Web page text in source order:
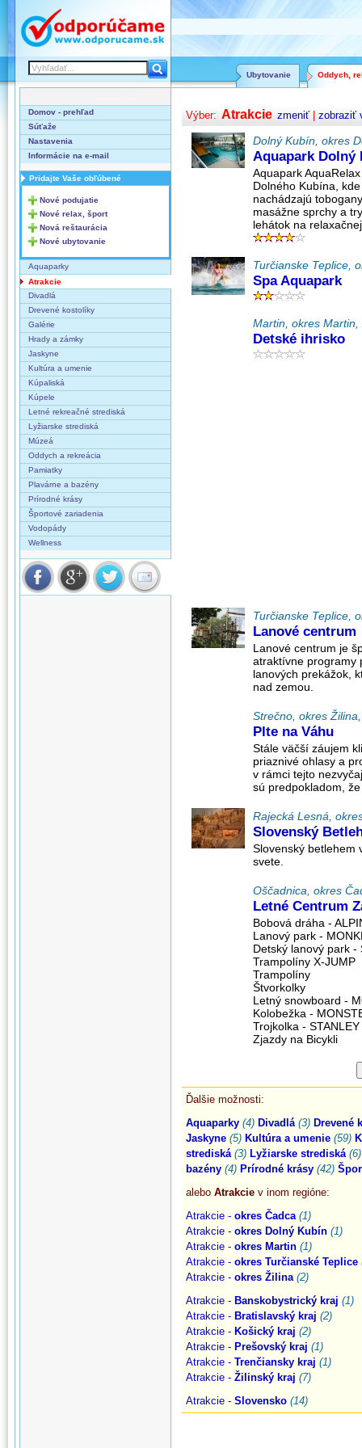
Oddych,
Ubytovanie
Domov - prehľad
Súťaže
Nastavenia
Informácie na e-mail
Pridajte Vaše obľúbené
Nové podujatie
Nové relax, šport
Nová reštaurácia
Nové ubytovanie
Aquaparky
Atrakcie
Divadlá
Drevené kostolíky
Galérie
Hrady a zámky
Jaskyne
Kultúra a umenie
Kúpaliská
Kúpele
Letné rekreačné strediská
Lyžiarske strediská
Múzeá
Oddych a rekreácia
Pamiatky
Plavárne a bazény
Prírodné krásy
Športové zariadenia
Vodopády
Wellness
Výber: Atrakcie zmeniť zobraziť
Dolný Kubín, okres
Aquapark Dolný
Aquapark
Dolného Kubína,
nachádzajú
masážne sprchy a
lehátok na
Turčianske Teplice,
Spa Aquapark
Martin, okres
Detské ihrisko
Turčianske Teplice,
Lanové centrum
Lanové centrum je
atraktívne programy
lanových prekážok,
nad zemou.
Strečno, okres
Plte na Váhu
Stále väčší záujem
priaznivé ohlasy a
v rámci tejto
sú predpokladom,
Rajecká Lesná,
Slovenský
Slovenský betlehem
svete.
Oščadnica, okres
Letné Centrum
Bobová dráha -
Lanový park -
Detský lanový park -
Trampolíny X-JUMP
Trampolíny
Štvorkolky
Letný snowboard -
Kolobežka -
Trojkolka -
Zjazdy na Bicykli
Ďalšie možnosti:
Aquaparky (4) Divadlá (3) Drevené
Jaskyne (5) Kultúra a umenie (59)
strediská (3) Lyžiarske strediská (6)
bazény (4) Prírodné krásy (42)
alebo Atrakcie v inom regióne:
Atrakcie - okres Čadca (1)
Atrakcie - okres Dolný Kubín (1)
Atrakcie - okres Martin (1)
Atrakcie - okres Turčianské Teplice
Atrakcie - okres Žilina (2)
Atrakcie - Banskobystrický kraj (1)
Atrakcie - Bratislavský kraj (2)
Atrakcie - Košický kraj (2)
Atrakcie - Prešovský kraj (1)
Atrakcie - Trenčiansky kraj (1)
Atrakcie - Žilinský kraj (7)
Atrakcie - Slovensko (14)